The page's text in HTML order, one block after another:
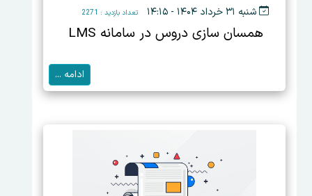
شنبه ۳۱ خرداد ۱۴۰۴ - ۱۴:۱۵ تعداد بازدید : 2271
همسان سازی دروس در سامانه LMS
ادامه ...